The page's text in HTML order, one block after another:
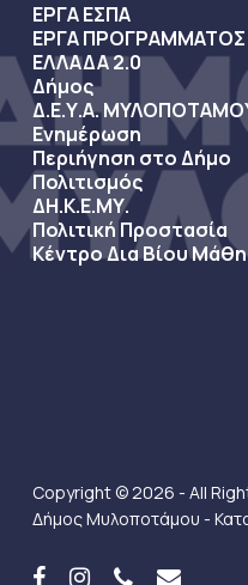
ΕΡΓΑ ΕΣΠΑ
ΕΡΓΑ ΠΡΟΓΡΑΜΜΑΤΟΣ
ΕΛΛΑΔΑ 2.0
Δήμος
Δ.Ε.Υ.Α.
Ενημέρωση
Περιήγηση στο Δήμο
Πολιτισμός
ΔΗ.Κ.Ε.ΜΥ.
Πολιτική Προστασία
Κέντρο Δια Βίου
Copyright © 2026 - All
Δήμος Μυλοποτάμου -
facebookinstagramphoneemail